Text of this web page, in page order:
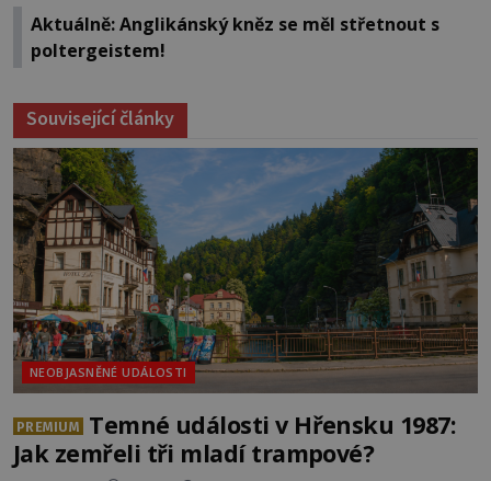
Aktuálně: Anglikánský kněz se měl střetnout s
poltergeistem!
Související články
NEOBJASNĚNÉ UDÁLOSTI
PREMIUM
Temné události v Hřensku 1987:
Jak zemřeli tři mladí trampové?